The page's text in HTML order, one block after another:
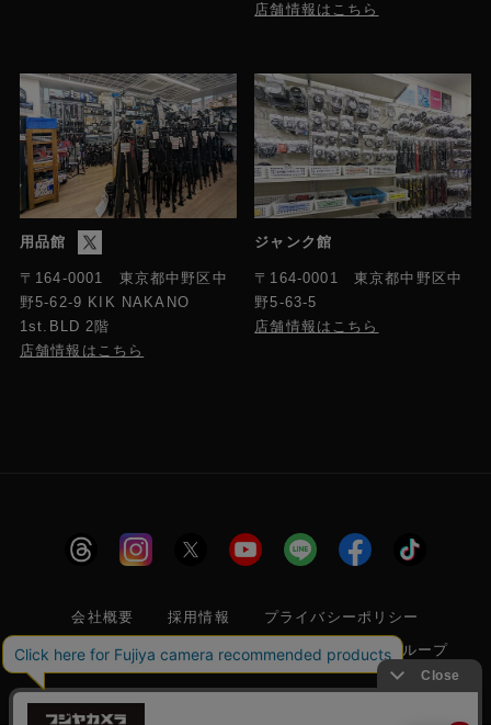
店舗情報はこちら
用品館
〒164-0001 東京都中野区中
野5-62-9 KIK NAKANO
1st.BLD 2階
店舗情報はこちら
ジャンク館
〒164-0001 東京都中野区中
野5-63-5
店舗情報はこちら
会社概要 採用情報
プライバシーポリシー
特定商取引に関する法律に基づく表示
フジヤグループ
商標登録 第5211024号 株式会社フジヤカメラ店 古物商許可番